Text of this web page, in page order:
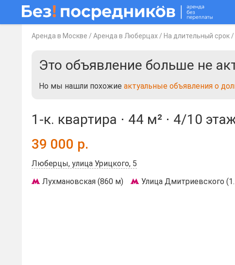
Аренда в Москве / Аренда в Люберцах / На длительный срок /
Это объявление больше не
Но мы нашли похожие актуальные объявления о
1-к. квартира ⋅ 44 м² ⋅ 4/10
39 000 р.
Люберцы, улица Урицкого, 5
Лухмановская (860 м)
Улица Дмитриевского